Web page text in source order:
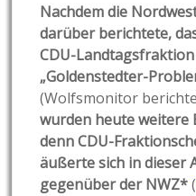
Nachdem die
darüber berichtete,
CDU-Landtagsfraktion
„Goldenstedter-
(Wolfsmonitor
wurden heute weitere
denn CDU-
äußerte sich in dieser
gegenüber der NWZ*(